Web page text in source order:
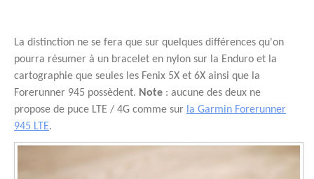
La distinction ne se fera que sur quelques différences qu'on
pourra résumer à un bracelet en nylon sur la Enduro et la
cartographie que seules les Fenix 5X et 6X ainsi que la
Forerunner 945 possèdent. Note : aucune des deux ne
propose de puce LTE / 4G comme sur la Garmin Forerunner
945 LTE.